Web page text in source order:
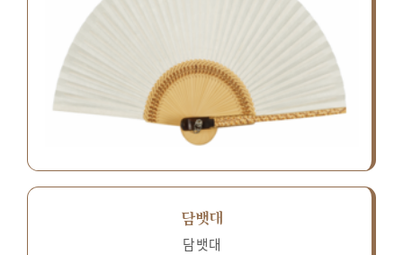
담뱃대
담뱃대